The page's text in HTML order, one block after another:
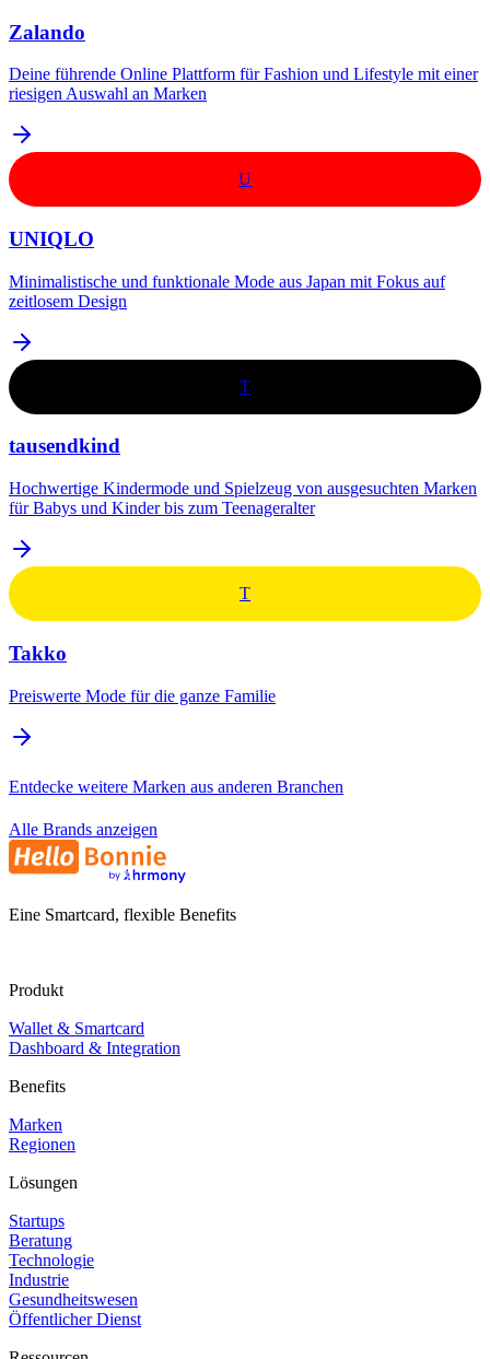
Zalando
Deine führende Online Plattform für Fashion und Lifestyle mit einer
riesigen Auswahl an Marken
U
UNIQLO
Minimalistische und funktionale Mode aus Japan mit Fokus auf
zeitlosem Design
T
tausendkind
Hochwertige Kindermode und Spielzeug von ausgesuchten Marken
für Babys und Kinder bis zum Teenageralter
T
Takko
Preiswerte Mode für die ganze Familie
Entdecke weitere Marken aus anderen Branchen
Alle Brands anzeigen
Eine Smartcard, flexible Benefits
Produkt
Wallet & Smartcard
Dashboard & Integration
Benefits
Marken
Regionen
Lösungen
Startups
Beratung
Technologie
Industrie
Gesundheitswesen
Öffentlicher Dienst